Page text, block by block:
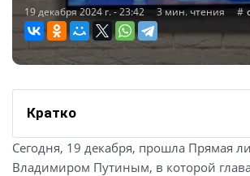
19 декабря 2024 г. - 23:42 3 мин. чтения
Кратко
Сегодня, 19 декабря, прошла Прямая
Владимиром Путиным, в которой глава